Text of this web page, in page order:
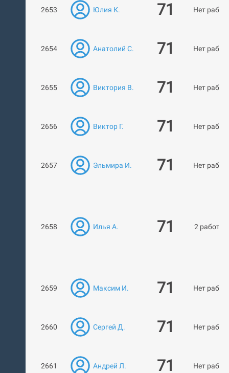
2653 Юлия К. 71 Нет работ
2654 Анатолий С. 71 Нет работ
2655 Виктория В. 71 Нет работ
2656 Виктор Г. 71 Нет работ
2657 Эльмира И. 71 Нет работ
2658 Илья А. 71 2 работы
2659 Максим И. 71 Нет работ
2660 Сергей Д. 71 Нет работ
2661 Андрей Л. 71 Нет работ